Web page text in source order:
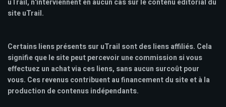
uTrail, n'interviennent en aucun cas sur le contenu éditorial du
site uTrail.
Certains liens présents sur uTrail sont des liens affiliés. Cela
signifie que le site peut percevoir une commission si vous
effectuez un achat via ces liens, sans aucun surcoût pour
vous. Ces revenus contribuent au financement du site et à la
production de contenus indépendants.